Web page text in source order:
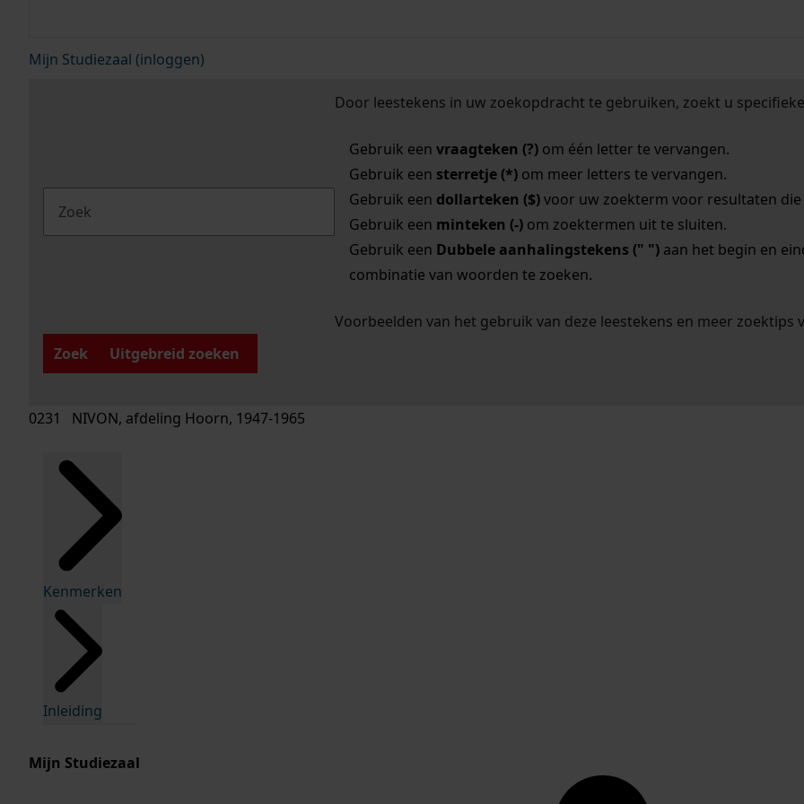
Mijn Studiezaal (inloggen)
Door leestekens in uw zoekopdracht te gebruiken, zoekt u
Gebruik een vraagteken (?)om één letter te vervangen.
Gebruik een sterretje (*)om meer letters te vervangen.
Gebruik een dollarteken ($)voor uw zoekterm voor resultaten die
Gebruik een minteken (-)om zoektermen uit te sluiten.
Gebruik een Dubbele aanhalingstekens (" ")aan het begin en
combinatie van woorden te zoeken.
Voorbeelden van het gebruik van deze leestekens en meer zoektips
Zoek
Uitgebreid zoeken
0231 NIVON, afdeling Hoorn, 1947-1965
Kenmerken
Inleiding
Mijn Studiezaal